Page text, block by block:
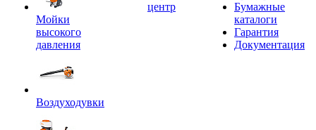
Мойки
высокого
давления
Воздуходувки
центр
Бумажные
каталоги
Гарантия
Документация